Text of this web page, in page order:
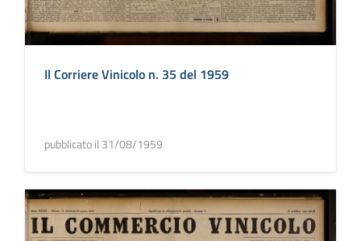
Il Corriere Vinicolo n. 35 del 1959
pubblicato il 31/08/1959